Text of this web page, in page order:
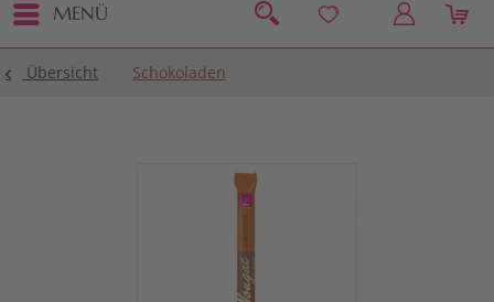
MENÜ
Übersicht Schokoladen